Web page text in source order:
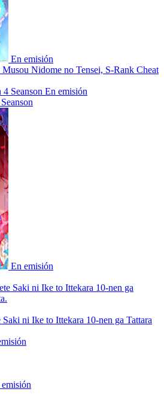
En emisión
Nidome no Tensei, S-Rank Cheat
En emisión
En emisión
ni Ike to Ittekara 10-nen ga Tattara